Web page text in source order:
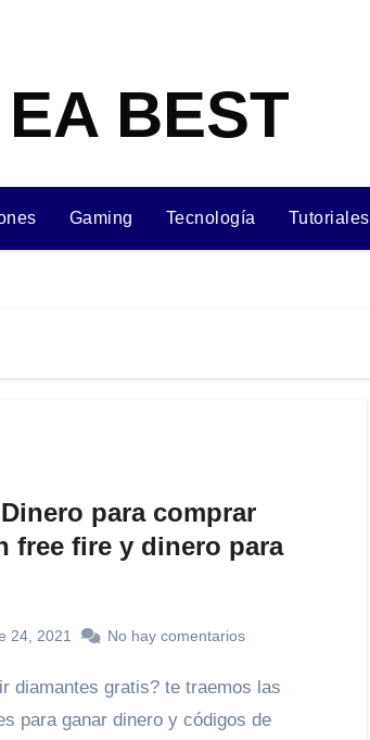
EA BEST
Gaming Tecnología Tutoriales
para comprar
free fire y dinero para
24, 2021 No hay comentarios
para ganar dinero y códigos de